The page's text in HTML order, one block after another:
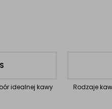
idealnej kawy
Rodzaje